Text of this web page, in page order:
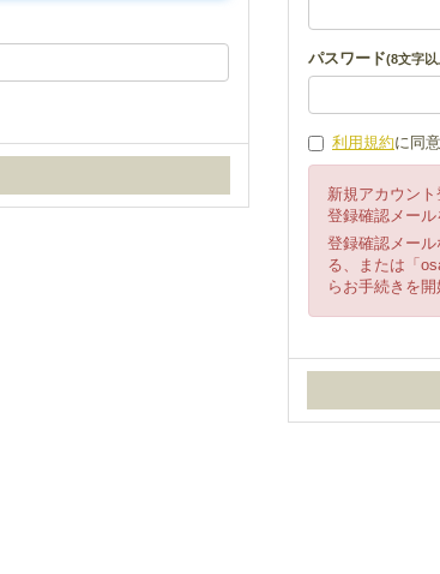
パスワード(8文字以
利用規約に同
新規アカウン
登録確認メール
登録確認メー
る、または「
らお手続きを開